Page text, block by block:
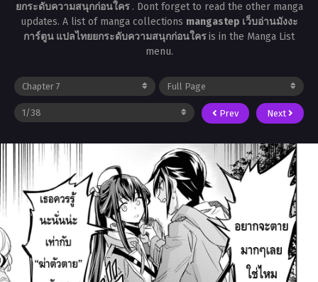
ยกระดับความสนุกก่อนใคร . Dont forget to read the other manga
updates. A list of manga collections mangastep เว็บอ่านมังงะ
การ์ตูน แปลไทยยกระดับความสนุกก่อนใครis in the Manga List
menu.
Prev Next